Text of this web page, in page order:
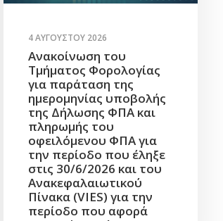
4 ΑΥΓΟΎΣΤΟΥ 2026
Ανακοίνωση του
Τμήματος Φορολογίας
για παράταση της
ημερομηνίας υποβολής
της Δήλωσης ΦΠΑ και
πληρωμής του
οφειλόμενου ΦΠΑ για
την περίοδο που έληξε
στις 30/6/2026 και του
Ανακεφαλαιωτικού
Πίνακα (VIES) για την
περίοδο που αφορά